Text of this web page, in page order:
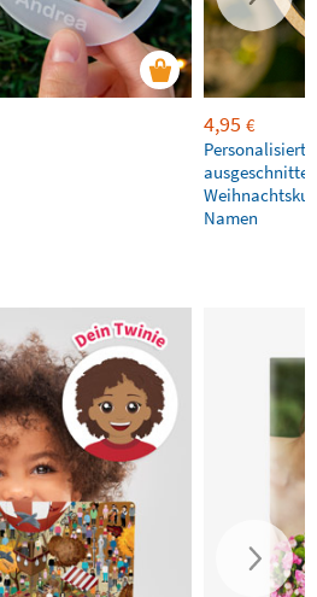
4,95 €
Namen